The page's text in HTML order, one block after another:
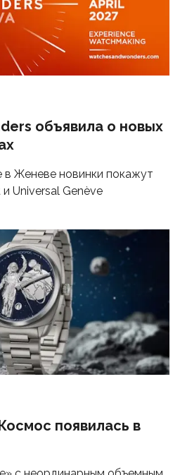
объявила о новых
в Женеве новинки покажут
Universal Genève
появилась в